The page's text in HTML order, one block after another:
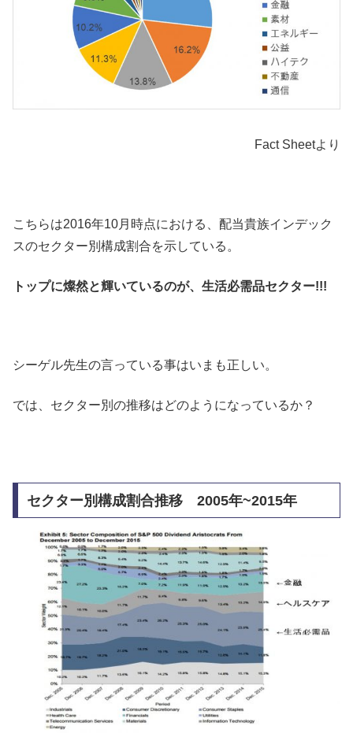
Fact Sheetより
こちらは2016年10月時点における、配当貴族インデック
スのセクター別構成割合を示している。
トップに燦然と輝いているのが、生活必需品セクター!!!
シーゲル先生の言っている事はいまも正しい。
では、セクター別の推移はどのようになっているか？
セクター別構成割合推移 2005年~2015年